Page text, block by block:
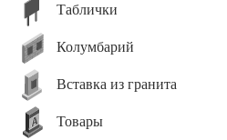
Таблички
Колумбарий
Вставка из гранита
Товары